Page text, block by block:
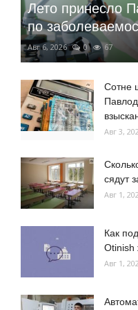
Лето принесло
по
Авг 6, 2026 0 67
Сотне
Авг 3,
сядут
Авг 1,
Как
Otinish
Авг 1,